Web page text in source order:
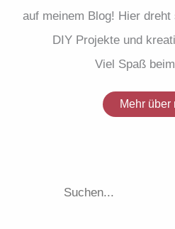
auf meinem Blog! Hier
DIY Projekte und
Viel Spaß
Mehr über